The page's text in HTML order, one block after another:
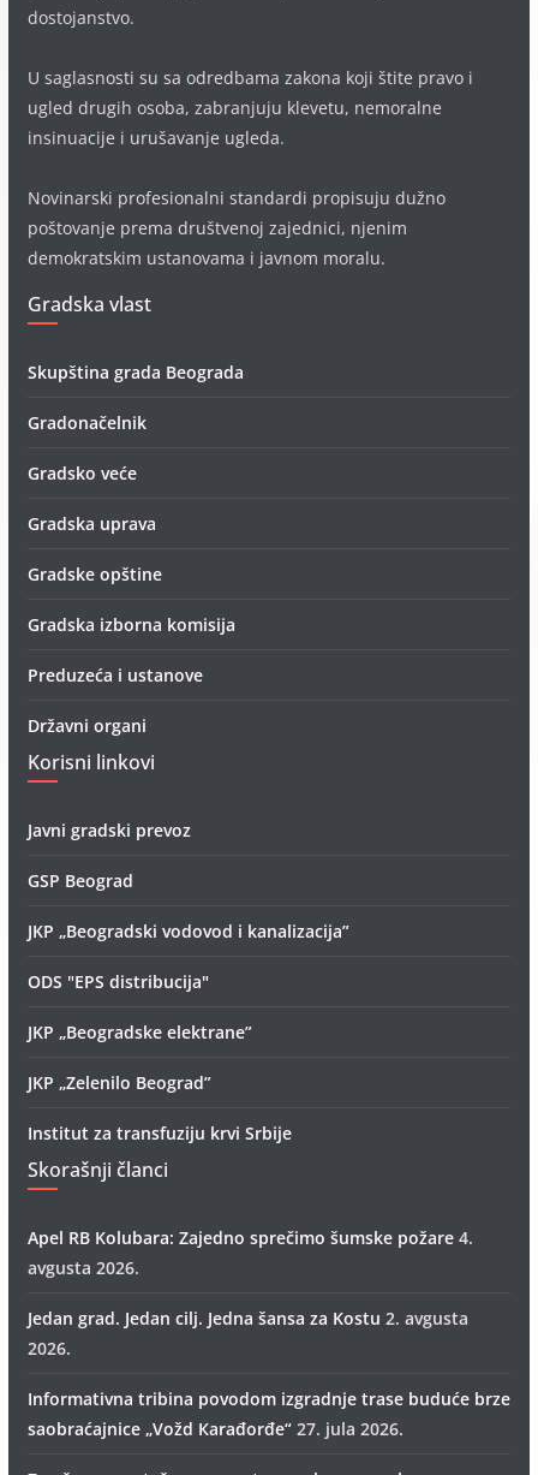
dostojanstvo.
U saglasnosti su sa odredbama zakona koji štite pravo i
ugled drugih osoba, zabranjuju klevetu, nemoralne
insinuacije i urušavanje ugleda.
Novinarski profesionalni standardi propisuju dužno
poštovanje prema društvenoj zajednici, njenim
demokratskim ustanovama i javnom moralu.
Gradska vlast
Skupština grada Beograda
Gradonačelnik
Gradsko veće
Gradska uprava
Gradske opštine
Gradska izborna komisija
Preduzeća i ustanove
Državni organi
Korisni linkovi
Javni gradski prevoz
GSP Beograd
JKP „Beogradski vodovod i kanalizacija”
ODS "EPS distribucija"
JKP „Beogradske elektrane”
JKP „Zelenilo Beograd”
Institut za transfuziju krvi Srbije
Skorašnji članci
Apel RB Kolubara: Zajedno sprečimo šumske požare 4.
avgusta 2026.
Jedan grad. Jedan cilj. Jedna šansa za Kostu 2. avgusta
2026.
Informativna tribina povodom izgradnje trase buduće brze
saobraćajnice „Vožd Кarađorđe“ 27. jula 2026.